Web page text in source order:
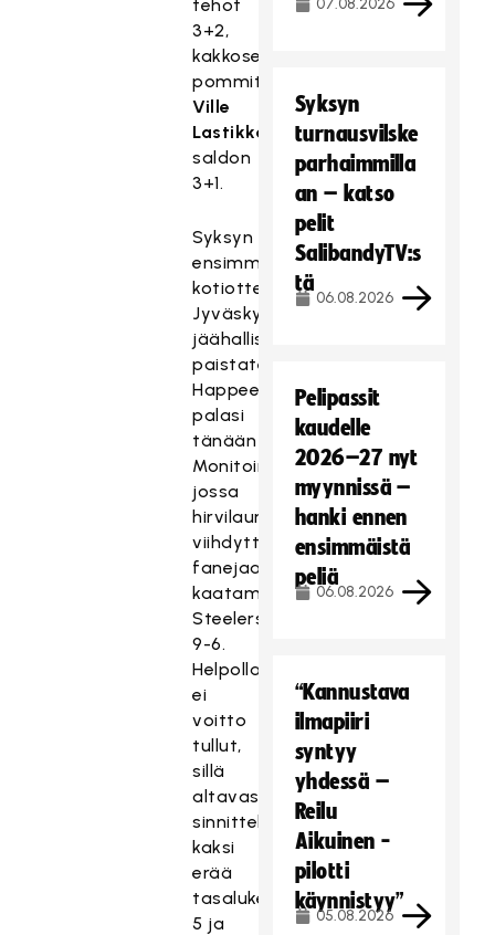
tehot
3+2,
kakkosessa
pommitti
Ville
Lastikka
saldon
3+1.
Syksyn
ensimmäisen
kotiottelunsa
Jyväskylän
jäähallissa
paistatellut
Happee
palasi
tänään
Monitoimitalolle,
jossa
hirvilauma
viihdytti
fanejaan
kaatamalla
Steelersin
9-6.
Helpolla
ei
voitto
tullut,
sillä
altavastaaja
sinnitteli
kaksi
erää
tasalukemiin 5-
5 ja
07.08.2026
Syksyn
turnausvilske
parhaimmilla
an – katso
pelit
SalibandyTV:s
tä
06.08.2026
Pelipassit
kaudelle
2026–27 nyt
myynnissä –
hanki ennen
ensimmäistä
peliä
06.08.2026
“Kannustava
ilmapiiri
syntyy
yhdessä –
Reilu
Aikuinen -
pilotti
käynnistyy”
05.08.2026